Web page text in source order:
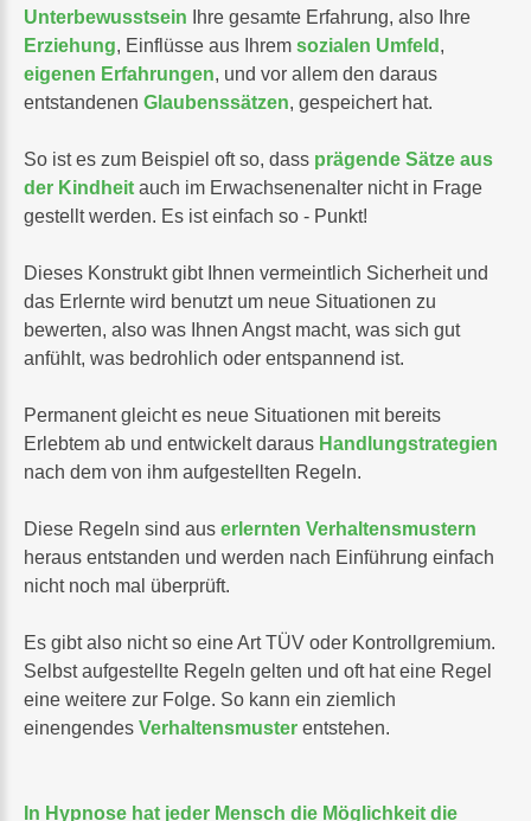
Unterbewusstsein Ihre gesamte Erfahrung, also Ihre
Erziehung, Einflüsse aus Ihrem sozialen Umfeld ,
eigenen Erfahrungen, und vor allem den daraus
entstandenen Glaubenssätzen, gespeichert hat.
So ist es zum Beispiel oft so, dass prägende Sätze aus
der Kindheit auch im Erwachsenenalter nicht in Frage
gestellt werden. Es ist einfach so - Punkt!
Dieses Konstrukt gibt Ihnen vermeintlich Sicherheit und
das Erlernte wird benutzt um neue Situationen zu
bewerten, also was Ihnen Angst macht, was sich gut
anfühlt, was bedrohlich oder entspannend ist.
Permanent gleicht es neue Situationen mit bereits
Erlebtem ab und entwickelt daraus Handlungstrategien
nach dem von ihm aufgestellten Regeln.
Diese Regeln sind aus erlernten Verhaltensmustern
heraus entstanden und werden nach Einführung einfach
nicht noch mal überprüft.
Es gibt also nicht so eine Art TÜV oder Kontrollgremium.
Selbst aufgestellte Regeln gelten und oft hat eine Regel
eine weitere zur Folge. So kann ein ziemlich
einengendes Verhaltensmuster entstehen.
In Hypnose hat jeder Mensch die Möglichkeit die